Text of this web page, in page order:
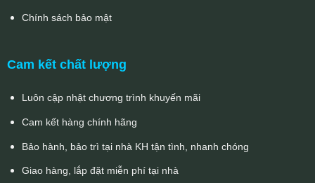
Chính sách bảo mật
Cam kết chất lượng
Luôn cập nhật chương trình khuyến mãi
Cam kết hàng chính hãng
Bảo hành, bảo trì tại nhà KH tận tình, nhanh chóng
Giao hàng, lắp đặt miễn phí tại nhà